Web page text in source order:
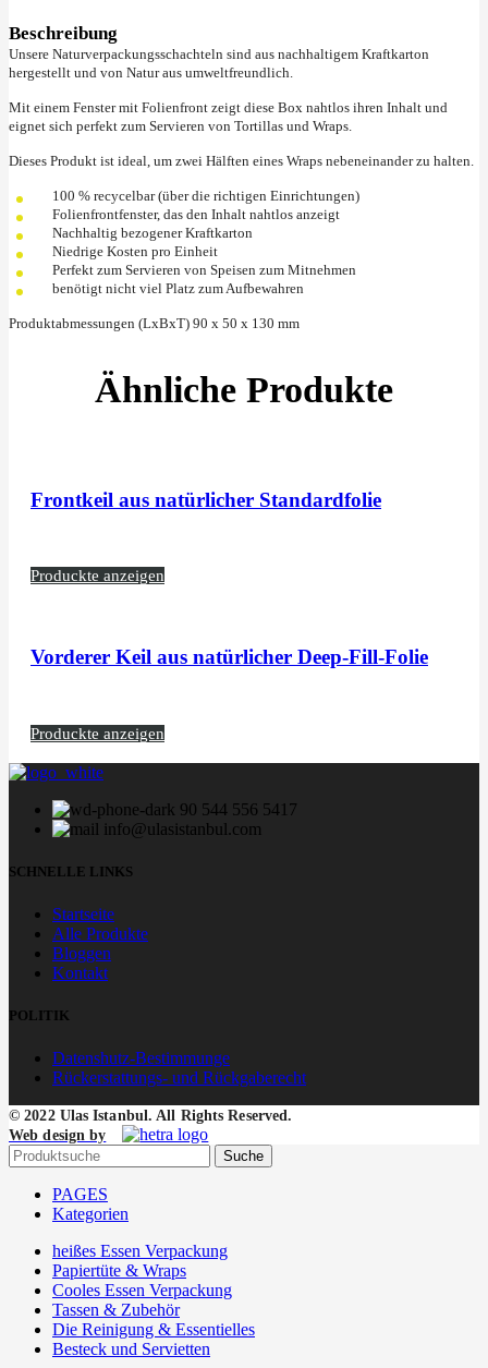
Beschreibung
Unsere Naturverpackungsschachteln sind aus nachhaltigem Kraftkarton
hergestellt und von Natur aus umweltfreundlich.
Mit einem Fenster mit Folienfront zeigt diese Box nahtlos ihren Inhalt und
eignet sich perfekt zum Servieren von Tortillas und Wraps.
Dieses Produkt ist ideal, um zwei Hälften eines Wraps nebeneinander zu halten.
100 % recycelbar (über die richtigen Einrichtungen)
Folienfrontfenster, das den Inhalt nahtlos anzeigt
Nachhaltig bezogener Kraftkarton
Niedrige Kosten pro Einheit
Perfekt zum Servieren von Speisen zum Mitnehmen
benötigt nicht viel Platz zum Aufbewahren
Produktabmessungen (LxBxT) 90 x 50 x 130 mm
Ähnliche Produkte
Frontkeil aus natürlicher Standardfolie
Produckte anzeigen
Vorderer Keil aus natürlicher Deep-Fill-Folie
Produckte anzeigen
90 544 556 5417
info@ulasistanbul.com
SCHNELLE LINKS
Startseite
Alle Produkte
Bloggen
Kontakt
POLITIK
Datenshutz-Bestimmunge
Rückerstattungs- und Rückgaberecht
© 2022 Ulas Istanbul. All Rights Reserved.
Web design by
Suche
PAGES
Kategorien
heißes Essen Verpackung
Papiertüte & Wraps
Cooles Essen Verpackung
Tassen & Zubehör
Die Reinigung & Essentielles
Besteck und Servietten